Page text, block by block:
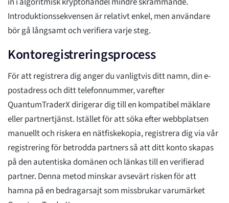
Introduktionssekvensen är relativt enkel, men användare
bör gå långsamt och verifiera varje steg.
Kontoregistreringsprocess
För att registrera dig anger du vanligtvis ditt namn, din e-
postadress och ditt telefonnummer, varefter
QuantumTraderX dirigerar dig till en kompatibel mäklare
eller partnertjänst. Istället för att söka efter webbplatsen
manuellt och riskera en nätfiskekopia, registrera dig via vår
registrering för betrodda partners så att ditt konto skapas
på den autentiska domänen och länkas till en verifierad
partner. Denna metod minskar avsevärt risken för att
hamna på en bedragarsajt som missbrukar varumärket